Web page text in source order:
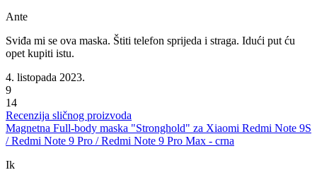
Ante
Sviđa mi se ova maska. Štiti telefon sprijeda i straga. Idući put ću
opet kupiti istu.
4. listopada 2023.
9
14
Recenzija sličnog proizvoda
Magnetna Full-body maska "Stronghold" za Xiaomi Redmi Note 9S
/ Redmi Note 9 Pro / Redmi Note 9 Pro Max - crna
Ik